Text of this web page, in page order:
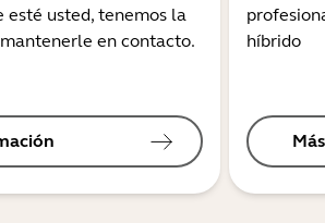
esté usted, tenemos la
en contacto.
híbrido